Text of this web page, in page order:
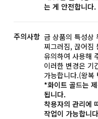
는 게 안전합니다.
주의사항 금 상품의 특성상
찌그러짐, 끊어짐
유의하여 사용해
이러한 변경은 기
가능합니다.(왕복
*화이트 골드는
됩니다.
착용자의 관리에
작업이 가능합니